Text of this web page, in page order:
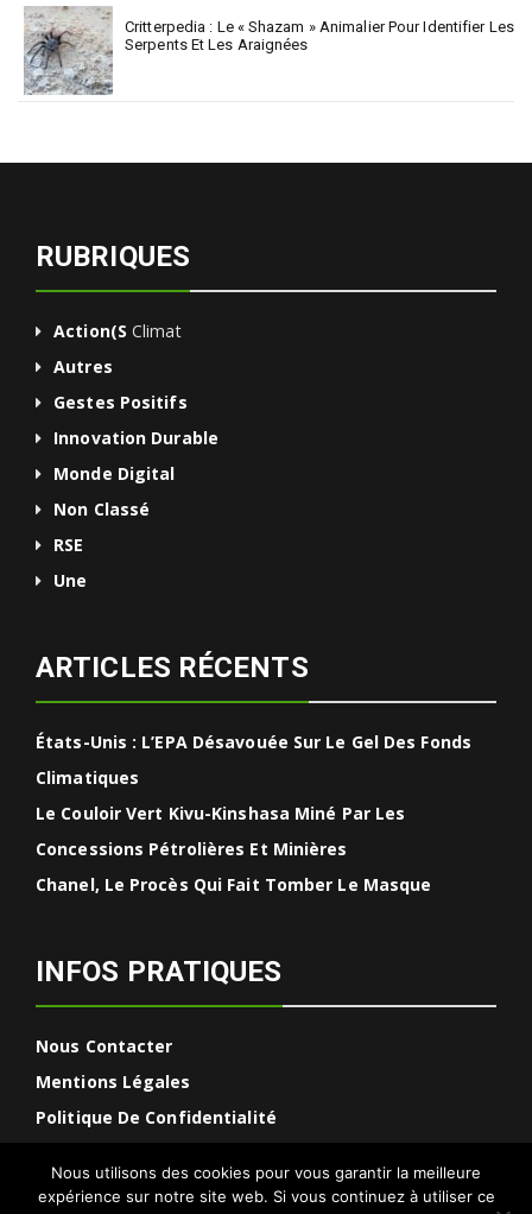
Critterpedia : Le « Shazam » Animalier Pour Identifier Les
Serpents Et Les Araignées
RUBRIQUES
Action(s Climat
Autres
Gestes Positifs
Innovation Durable
Monde Digital
Non Classé
RSE
Une
ARTICLES RÉCENTS
États-Unis : L’EPA Désavouée Sur Le Gel Des Fonds
Climatiques
Le Couloir Vert Kivu-Kinshasa Miné Par Les
Concessions Pétrolières Et Minières
Chanel, Le Procès Qui Fait Tomber Le Masque
INFOS PRATIQUES
Nous Contacter
Mentions Légales
Politique De Confidentialité
Nous utilisons des cookies pour vous garantir la meilleure
expérience sur notre site web. Si vous continuez à utiliser ce